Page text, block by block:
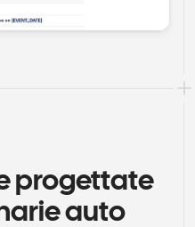
progettate
auto